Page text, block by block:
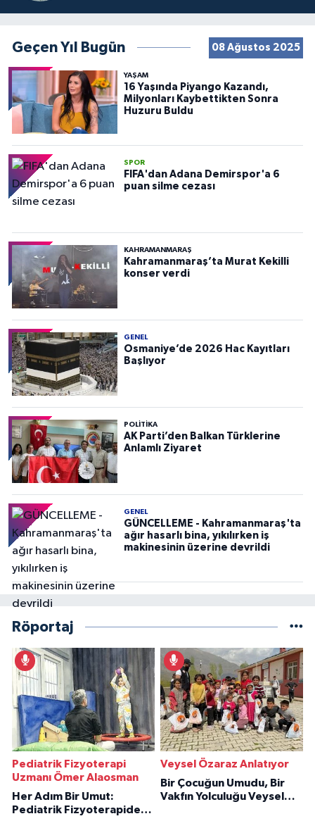
Geçen Yıl Bugün 08 Ağustos 2025
YAŞAM
16 Yaşında Piyango Kazandı,
Milyonları Kaybettikten Sonra
Huzuru Buldu
SPOR
FIFA'dan Adana Demirspor'a 6
puan silme cezası
KAHRAMANMARAŞ
Kahramanmaraş’ta Murat Kekilli
konser verdi
GENEL
Osmaniye’de 2026 Hac Kayıtları
Başlıyor
POLITIKA
AK Parti’den Balkan Türklerine
Anlamlı Ziyaret
GENEL
GÜNCELLEME - Kahramanmaraş'ta
ağır hasarlı bina, yıkılırken iş
makinesinin üzerine devrildi
Röportaj
Pediatrik Fizyoterapi
Uzmanı Ömer Alaosman
Her Adım Bir Umut:
Pediatrik Fizyoterapiden
Veysel Özaraz Anlatıyor
Bir Çocuğun Umudu, Bir
Vakfın Yolculuğu Veysel